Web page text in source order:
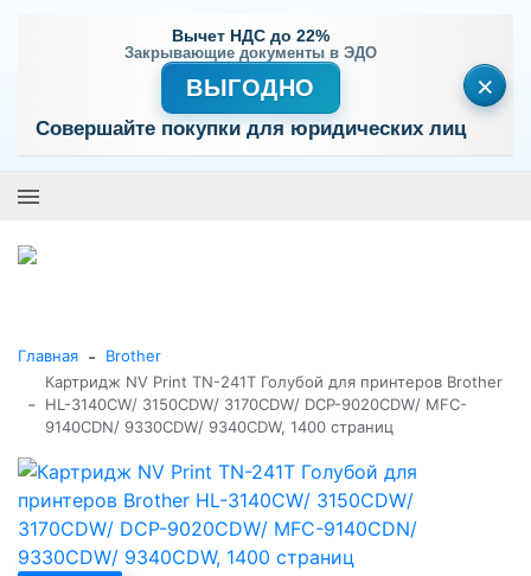
Вычет НДС до 22%
Закрывающие документы в ЭДО
ВЫГОДНО
Совершайте покупки для юридических лиц
×
Главная - Brother
-
Картридж NV Print TN-241T Голубой для принтеров Brother
HL-3140CW/ 3150CDW/ 3170CDW/ DCP-9020CDW/ MFC-
9140CDN/ 9330CDW/ 9340CDW, 1400 страниц